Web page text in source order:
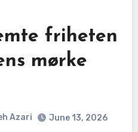
friheten
mørke
Azari June 13, 2026